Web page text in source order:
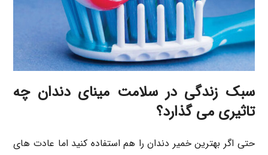
سبک زندگی در سلامت مینای دندان چه
تاثیری می گذارد؟
حتی اگر بهترین خمیر دندان را هم استفاده کنید اما عادت های